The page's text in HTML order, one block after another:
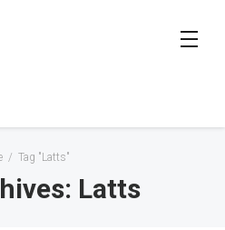
/ Tag "Latts"
Latts